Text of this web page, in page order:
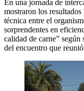
En una jornada de
mostraron los
técnica entre el
sorprendentes en
calidad de carne”
del encuentro que